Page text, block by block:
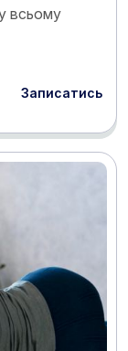
всьому
Записатись